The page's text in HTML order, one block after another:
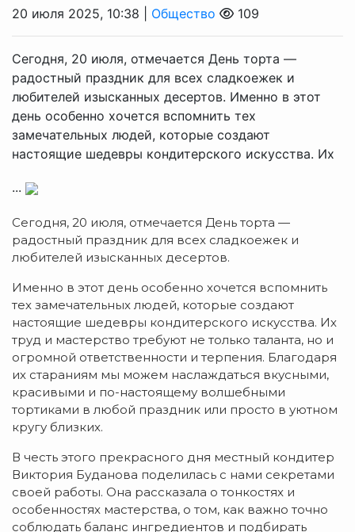
20 июля 2025, 10:38 | Общество 109
Сегодня, 20 июля, отмечается День торта —
радостный праздник для всех сладкоежек и
любителей изысканных десертов. Именно в этот
день особенно хочется вспомнить тех
замечательных людей, которые создают
настоящие шедевры кондитерского искусства. Их
...
Сегодня, 20 июля, отмечается День торта —
радостный праздник для всех сладкоежек и
любителей изысканных десертов.
Именно в этот день особенно хочется вспомнить
тех замечательных людей, которые создают
настоящие шедевры кондитерского искусства. Их
труд и мастерство требуют не только таланта, но и
огромной ответственности и терпения. Благодаря
их стараниям мы можем наслаждаться вкусными,
красивыми и по-настоящему волшебными
тортиками в любой праздник или просто в уютном
кругу близких.
В честь этого прекрасного дня местный кондитер
Виктория Буданова поделилась с нами секретами
своей работы. Она рассказала о тонкостях и
особенностях мастерства, о том, как важно точно
соблюдать баланс ингредиентов и подбирать